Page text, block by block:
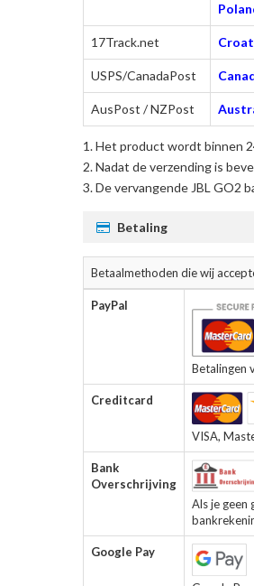
17Track.net
USPS/CanadaPost
AusPost / NZPost
Het product wordt binnen
Nadat de verzending is
Devervangende JBL GO2
Betaling
Betaalmethoden die wij
PayPal
Betalingen
Creditcard
VISA,
Bank
Overschrijving
Als je geen
Google Pay